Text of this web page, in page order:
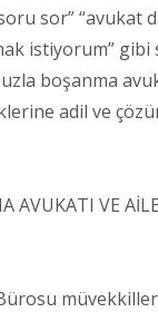
sor” “avukat
istiyorum”
boşanma
adil ve
AVUKATI VE